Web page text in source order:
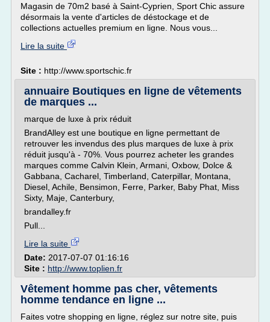
Magasin de 70m2 basé à Saint-Cyprien, Sport Chic assure
désormais la vente d'articles de déstockage et de
collections actuelles premium en ligne. Nous vous...
Lire la suite
Site : http://www.sportschic.fr
annuaire Boutiques en ligne de vêtements
de marques ...
marque de luxe à prix réduit
BrandAlley est une boutique en ligne permettant de
retrouver les invendus des plus marques de luxe à prix
réduit jusqu'à - 70%. Vous pourrez acheter les grandes
marques comme Calvin Klein, Armani, Oxbow, Dolce &
Gabbana, Cacharel, Timberland, Caterpillar, Montana,
Diesel, Achile, Bensimon, Ferre, Parker, Baby Phat, Miss
Sixty, Maje, Canterbury,
brandalley.fr
Pull...
Lire la suite
Date: 2017-07-07 01:16:16
Site : http://www.toplien.fr
Vêtement homme pas cher, vêtements
homme tendance en ligne ...
Faites votre shopping en ligne, réglez sur notre site, puis